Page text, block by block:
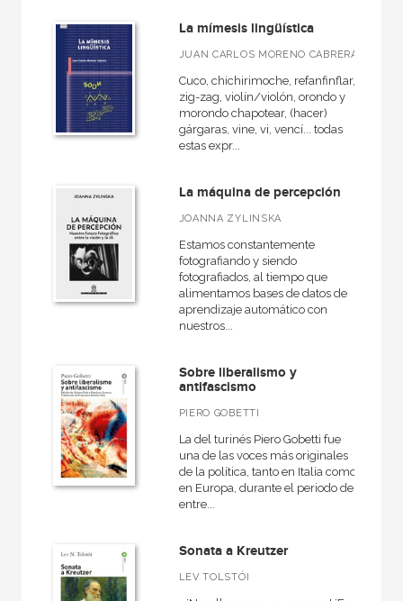
La mímesis lingüística
JUAN CARLOS MORENO CABRERA
Cuco, chichirimoche, refanfinflar,
zig-zag, violín/violón, orondo y
morondo chapotear, (hacer)
gárgaras, vine, vi, vencí... todas
estas expr...
La máquina de percepción
JOANNA ZYLINSKA
Estamos constantemente
fotografiando y siendo
fotografiados, al tiempo que
alimentamos bases de datos de
aprendizaje automático con
nuestros...
Sobre liberalismo y
antifascismo
PIERO GOBETTI
La del turinés Piero Gobetti fue
una de las voces más originales
de la política, tanto en Italia como
en Europa, durante el periodo de
entre...
Sonata a Kreutzer
LEV TOLSTÓI